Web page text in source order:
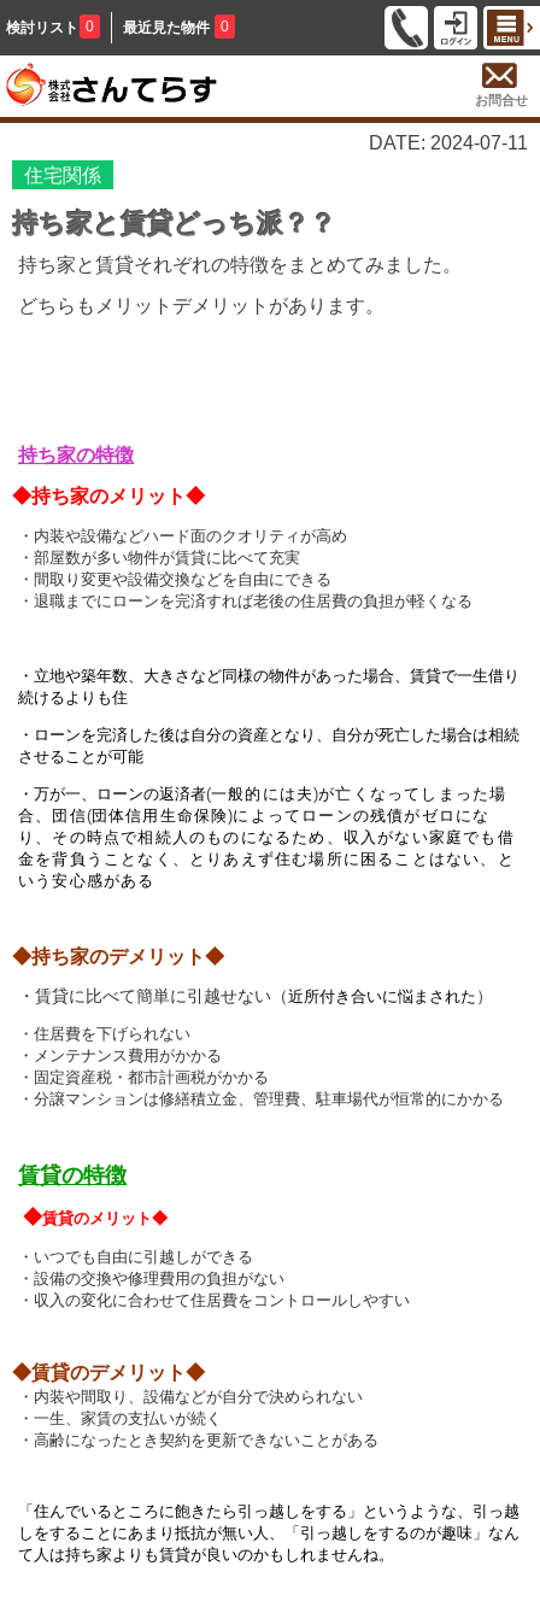
検討リスト 0 最近見た物件 0
お問合せ
DATE: 2024-07-11
住宅関係
持ち家と賃貸どっち派？？
持ち家と賃貸それぞれの特徴をまとめてみました。
どちらもメリットデメリットがあります。
持ち家の特徴
◆持ち家のメリット◆
・内装や設備などハード面のクオリティが高め
・部屋数が多い物件が賃貸に比べて充実
・間取り変更や設備交換などを自由にできる
・退職までにローンを完済すれば老後の住居費の負担が軽くなる
・立地や築年数、大きさなど同様の物件があった場合、賃貸で一生借り
続けるよりも住
・ローンを完済した後は自分の資産となり、自分が死亡した場合は相続
させることが可能
・万が一、ローンの返済者(一般的には夫)が亡くなってしまった場
合、団信(団体信用生命保険)によってローンの残債がゼロにな
り、その時点で相続人のものになるため、収入がない家庭でも借
金を背負うことなく、とりあえず住む場所に困ることはない、と
いう安心感がある
◆持ち家のデメリット◆
・賃貸に比べて簡単に引越せない（近所付き合いに悩まされた ）
・住居費を下げられない
・メンテナンス費用がかかる
・固定資産税・都市計画税がかかる
・分譲マンションは修繕積立金、管理費、駐車場代が恒常的にかかる
賃貸の特徴
◆賃貸のメリット◆
・いつでも自由に引越しができる
・設備の交換や修理費用の負担がない
・収入の変化に合わせて住居費をコントロールしやすい
◆賃貸のデメリット◆
・内装や間取り、設備などが自分で決められない
・一生、家賃の支払いが続く
・高齢になったとき契約を更新できないことがある
「住んでいるところに飽きたら引っ越しをする」というような、引っ越
しをすることにあまり抵抗が無い人、「引っ越しをするのが趣味」なん
て人は持ち家よりも賃貸が良いのかもしれませんね。